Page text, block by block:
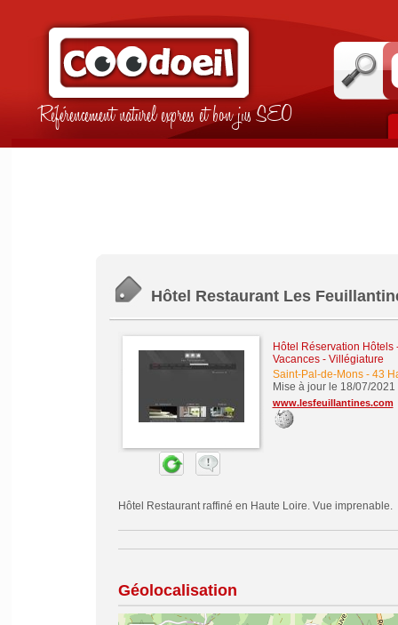
Référencement naturel express et bon jus SEO
Hôtel Restaurant Les
Hôtel Réservation Hôtels
Vacances - Villégiature
Saint-Pal-de-Mons- 43
Mise à jour le 18/07/2021
www.lesfeuillantines.com
Hôtel Restaurant raffiné en Haute Loire. Vue imprenable.
Géolocalisation